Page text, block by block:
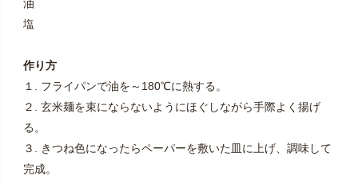
油
塩
作り方
１. フライパンで油を～180℃に熱する。
２. 玄米麺を束にならないようにほぐしながら手際よく揚げ
る。
３. きつね色になったらペーパーを敷いた皿に上げ、調味して
完成。